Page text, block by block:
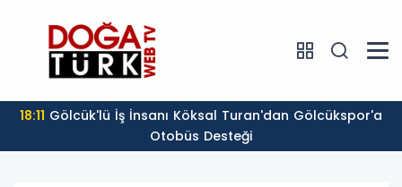
18:11
Otobüs Desteği